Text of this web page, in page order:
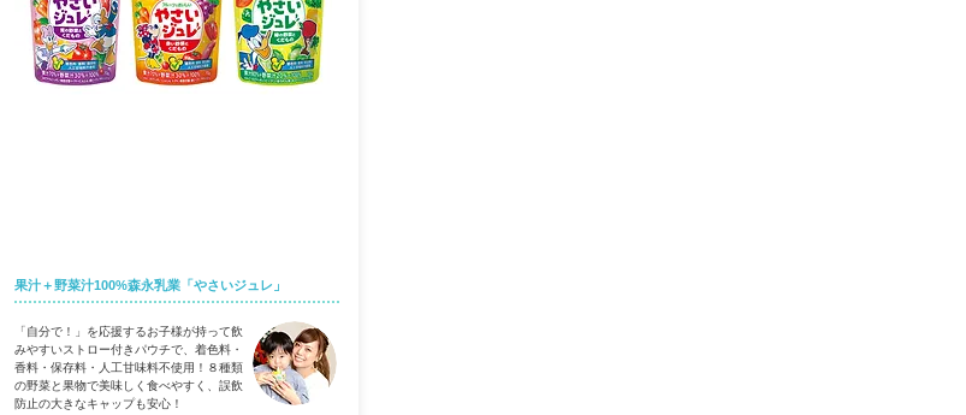
果汁＋野菜汁100%森永乳業「やさいジュレ」
「自分で！」を応援するお子様が持って飲
みやすいストロー付きパウチで、着色料・
香料・保存料・人工甘味料不使用！８種類
の野菜と果物で美味しく食べやすく、誤飲
防止の大きなキャップも安心！